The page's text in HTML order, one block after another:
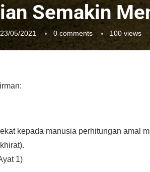
Semakin
23/05/2021 0 comments 100 views
kepada manusia perhitungan amal
1)